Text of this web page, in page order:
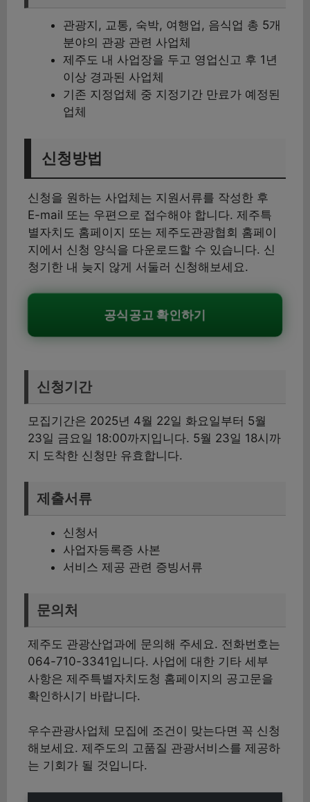
관광지, 교통, 숙박, 여행업, 음식업 총 5개
분야의 관광 관련 사업체
제주도 내 사업장을 두고 영업신고 후 1년
이상 경과된 사업체
기존 지정업체 중 지정기간 만료가 예정된
업체
신청방법
신청을 원하는 사업체는 지원서류를 작성한 후
E-mail 또는 우편으로 접수해야 합니다. 제주특
별자치도 홈페이지 또는 제주도관광협회 홈페이
지에서 신청 양식을 다운로드할 수 있습니다. 신
청기한 내 늦지 않게 서둘러 신청해보세요.
공식공고 확인하기
신청기간
모집기간은 2025년 4월 22일 화요일부터 5월
23일 금요일 18:00까지입니다. 5월 23일 18시까
지 도착한 신청만 유효합니다.
제출서류
신청서
사업자등록증 사본
서비스 제공 관련 증빙서류
문의처
제주도 관광산업과에 문의해 주세요. 전화번호는
064-710-3341입니다. 사업에 대한 기타 세부
사항은 제주특별자치도청 홈페이지의 공고문을
확인하시기 바랍니다.
우수관광사업체 모집에 조건이 맞는다면 꼭 신청
해보세요. 제주도의 고품질 관광서비스를 제공하
는 기회가 될 것입니다.